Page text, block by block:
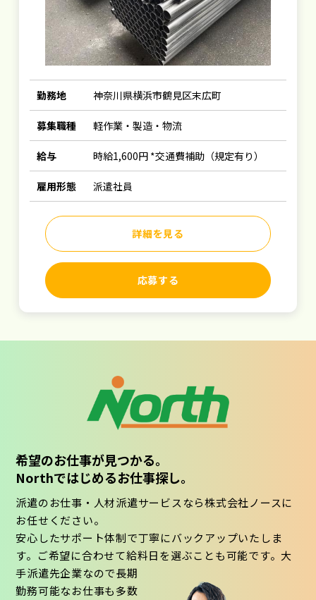
勤務地 神奈川県横浜市鶴見区末広町
募集職種 軽作業・製造・物流
給与 時給1,600円 *交通費補助（規定有り）
雇用形態 派遣社員
詳細を見る
応募する
希望のお仕事が見つかる。
Northではじめるお仕事探し。
派遣のお仕事・人材派遣サービスなら株式会社ノースに
お任せください。
安心したサポート体制で丁寧にバックアップいたしま
す。ご希望に合わせて給料日を選ぶことも可能です。大
手派遣先企業なので長期
勤務可能なお仕事も多数